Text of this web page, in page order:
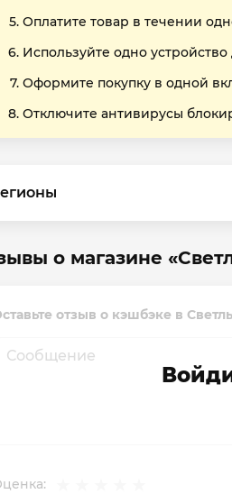
Оплатите товар в течении
Используйте одно
Оформите покупку в одной
Отключите антивирусы
о магазине
отзыв о кэшбэке в